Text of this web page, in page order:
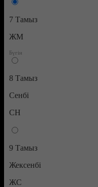
7 Тамыз
ЖМ
8 Тамыз
Сенбі
СН
9 Тамыз
Жексенбі
ЖС